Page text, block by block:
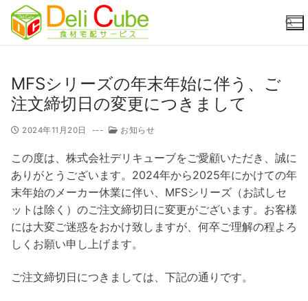
検索:
MFSシリーズの年末年始に伴う、ご
注文締切日の変更につきまして
2024年11月20日 --- お知らせ
この度は、株式会社デリキューブをご愛顧いただき、誠に
ありがとうございます。2024年から2025年にかけての年
末年始のメーカー休業に伴い、MFSシリーズ（お試しセ
ットは除く）のご注文締切日に変更がございます。お客様
には大変ご迷惑をおかけ致しますが、何卒ご理解の程よろ
しくお願い申し上げます。
ご注文締切日につきましては、下記の通りです。